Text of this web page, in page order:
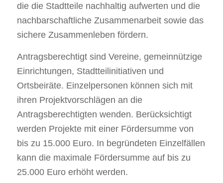
die die Stadtteile nachhaltig aufwerten und die
nachbarschaftliche Zusammenarbeit sowie das
sichere Zusammenleben fördern.
Antragsberechtigt sind Vereine, gemeinnützige
Einrichtungen, Stadtteilinitiativen und
Ortsbeiräte. Einzelpersonen können sich mit
ihren Projektvorschlägen an die
Antragsberechtigten wenden. Berücksichtigt
werden Projekte mit einer Fördersumme von
bis zu 15.000 Euro. In begründeten Einzelfällen
kann die maximale Fördersumme auf bis zu
25.000 Euro erhöht werden.